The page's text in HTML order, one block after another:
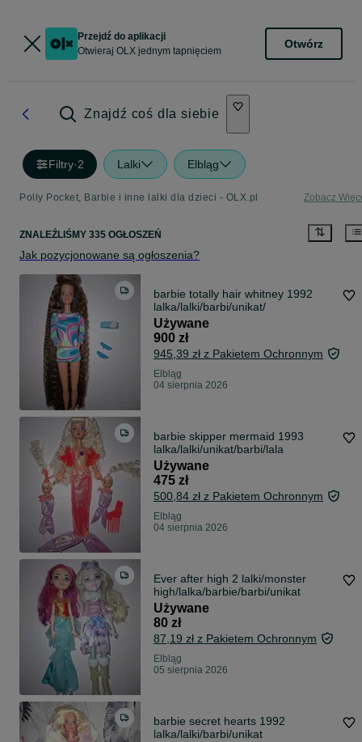
Przejdź do aplikacji
Otwieraj OLX jednym tapnięciem
Otwórz
Znajdź coś dla siebie
Filtry·2 Lalki Elbląg
Polly Pocket, Barbie i inne lalki dla dzieci - OLX.pl Zobacz
ZNALEŹLIŚMY 335 OGŁOSZEŃ
Jak pozycjonowane są ogłoszenia?
barbie totally hair whitney 1992
lalka/lalki/barbi/unikat/
Używane
900 zł
945,39 zł z Pakietem Ochronnym
Elbląg
04 sierpnia 2026
barbie skipper mermaid 1993
lalka/lalki/unikat/barbi/lala
Używane
475 zł
500,84 zł z Pakietem Ochronnym
Elbląg
04 sierpnia 2026
Ever after high 2 lalki/monster
high/lalka/barbie/barbi/unikat
Używane
80 zł
87,19 zł z Pakietem Ochronnym
Elbląg
05 sierpnia 2026
barbie secret hearts 1992
lalka/lalki/barbi/unikat